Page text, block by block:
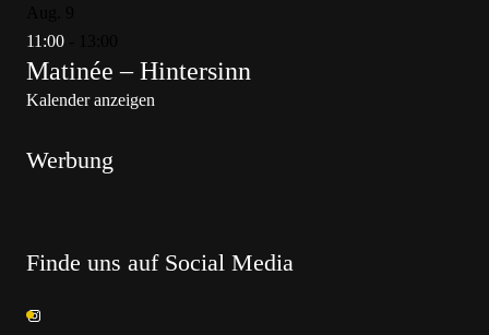
11:00
Matinée – Hintersinn
Kalender anzeigen
Werbung
Finde uns auf Social Media